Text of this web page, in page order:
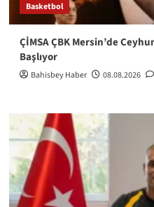
Basketbol
ÇİMSA ÇBK Mersin’de
Başlıyor
Bahisbey Haber 08.08.2026